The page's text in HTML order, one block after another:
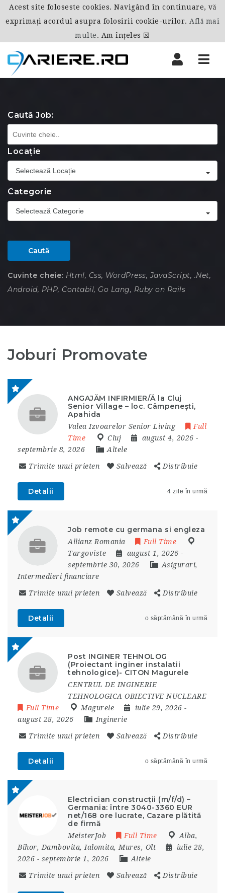
Caută Job:
Locație
Selectează Locație
Categorie
Selectează Categorie
Caută
Cuvinte cheie: Html, Css, WordPress, JavaScript, .Net,
Android, PHP, Contabil, Go Lang, Ruby on Rails
Joburi Promovate
ANGAJĂM INFIRMIER/Ă la Cluj
Senior Village – loc. Câmpenești,
Apahida
Valea Izvoarelor Senior Living
Full
Time
Cluj august 4, 2026 -
septembrie 8, 2026
Altele
Trimite unui prieten Salvează Distribuie
Detalii 4 zile în urmă
Job remote cu germana si engleza
Allianz Romania
Full Time
Targoviste
august 1, 2026 -
septembrie 30, 2026
Asigurari,
Intermedieri financiare
Trimite unui prieten Salvează Distribuie
Detalii o săptămână în urmă
Post INGINER TEHNOLOG
(Proiectant inginer instalatii
tehnologice)- CITON Magurele
CENTRUL DE INGINERIE
TEHNOLOGICA OBIECTIVE NUCLEARE
Full Time
Magurele iulie 29, 2026 -
august 28, 2026
Inginerie
Trimite unui prieten Salvează Distribuie
Detalii o săptămână în urmă
Electrician construcții (m/f/d) –
Germania: între 3040-3360 EUR
net/168 ore lucrate, Cazare plătită
de firmă
MeisterJob Full Time Alba,
Bihor, Dambovita, Ialomita, Mures, Olt
iulie 28,
2026 - septembrie 1, 2026 Altele
Trimite unui prieten Salvează Distribuie
Acest site foloseste cookies. Navigând în continuare, vă
exprimați acordul asupra folosirii cookie-urilor. Află mai
multe. Am înțeles ☒